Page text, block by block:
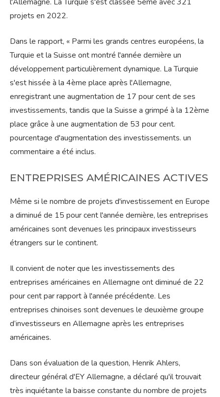
l'Allemagne. La Turquie s'est classée 5ème avec 321
projets en 2022.
Dans le rapport, « Parmi les grands centres européens, la
Turquie et la Suisse ont montré l'année dernière un
développement particulièrement dynamique. La Turquie
s'est hissée à la 4ème place après l'Allemagne,
enregistrant une augmentation de 17 pour cent de ses
investissements, tandis que la Suisse a grimpé à la 12ème
place grâce à une augmentation de 53 pour cent.
pourcentage d'augmentation des investissements. un
commentaire a été inclus.
ENTREPRISES AMÉRICAINES ACTIVES
Même si le nombre de projets d'investissement en Europe
a diminué de 15 pour cent l'année dernière, les entreprises
américaines sont devenues les principaux investisseurs
étrangers sur le continent.
Il convient de noter que les investissements des
entreprises américaines en Allemagne ont diminué de 22
pour cent par rapport à l'année précédente. Les
entreprises chinoises sont devenues le deuxième groupe
d’investisseurs en Allemagne après les entreprises
américaines.
Dans son évaluation de la question, Henrik Ahlers,
directeur général d'EY Allemagne, a déclaré qu'il trouvait
très inquiétante la baisse constante du nombre de projets